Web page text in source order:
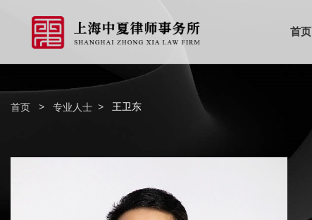
首页
首页 > 专业人士 > 王卫东